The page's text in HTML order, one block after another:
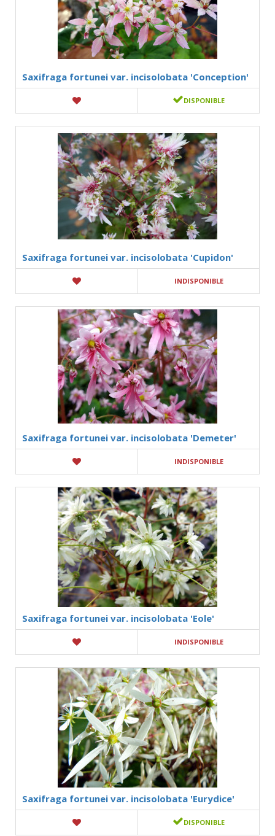
Saxifraga fortunei var. incisolobata 'Conception'
DISPONIBLE
Saxifraga fortunei var. incisolobata 'Cupidon'
INDISPONIBLE
Saxifraga fortunei var. incisolobata 'Demeter'
INDISPONIBLE
Saxifraga fortunei var. incisolobata 'Eole'
INDISPONIBLE
Saxifraga fortunei var. incisolobata 'Eurydice'
DISPONIBLE